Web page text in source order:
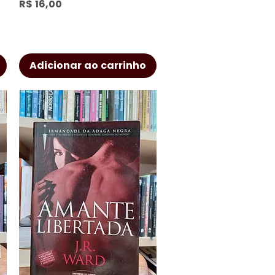
Preço
R$ 16,00
Adicionar ao carrinho